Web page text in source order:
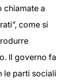
chiamate a
come si
Il governo fa
le parti sociali